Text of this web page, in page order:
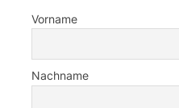
Vorname
Nachname